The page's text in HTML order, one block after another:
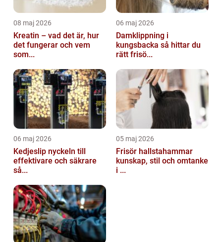
08 maj 2026
Kreatin – vad det är, hur
det fungerar och vem
som...
06 maj 2026
Damklippning i
kungsbacka så hittar du
rätt frisö...
06 maj 2026
Kedjeslip nyckeln till
effektivare och säkrare
så...
05 maj 2026
Frisör hallstahammar
kunskap, stil och omtanke
i ...